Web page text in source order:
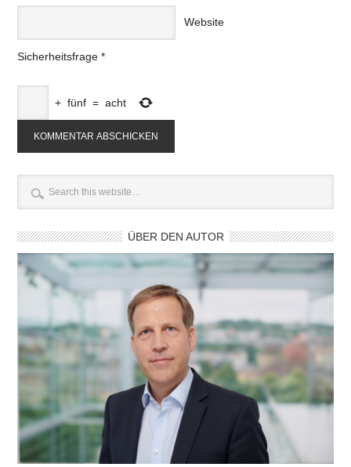
Website
Sicherheitsfrage *
+ fünf = acht
ÜBER DEN AUTOR